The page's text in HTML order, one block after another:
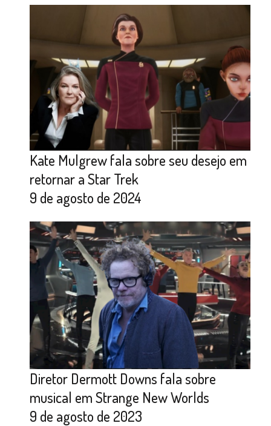
Kate Mulgrew fala sobre seu desejo em
retornar a Star Trek
9 de agosto de 2024
Diretor Dermott Downs fala sobre
musical em Strange New Worlds
9 de agosto de 2023